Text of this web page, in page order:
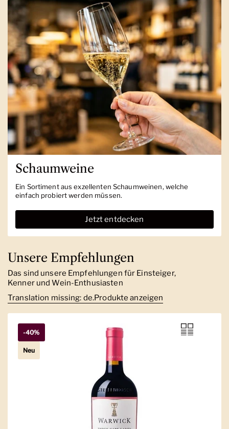
Schaumweine
Ein Sortiment aus exzellenten Schaumweinen, welche
einfach probiert werden müssen.
Jetzt entdecken
Unsere Empfehlungen
Das sind unsere Empfehlungen für Einsteiger,
Kenner und Wein-Enthusiasten
Translation missing: de.Produkte anzeigen
-40%
Neu